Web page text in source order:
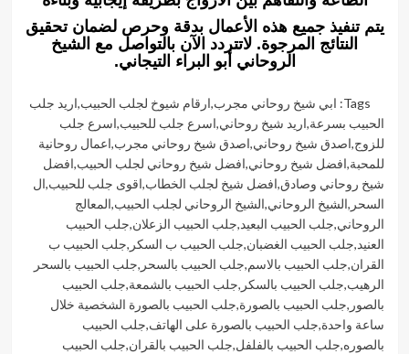
يتم تنفيذ جميع هذه الأعمال بدقة وحرص لضمان تحقيق
النتائج المرجوة. لاتتردد الآن بالتواصل مع الشيخ
الروحاني أبو البراء التيجاني.
Tags: ابي شيخ روحاني مجرب,ارقام شيوخ لجلب الحبيب,اريد جلب
الحبيب بسرعة,اريد شيخ روحاني,اسرع جلب للحبيب,اسرع جلب
للزوج,اصدق شيخ روحاني,اصدق شيخ روحاني مجرب,اعمال روحانية
للمحبة,افضل شيخ روحاني,افضل شيخ روحاني لجلب الحبيب,افضل
شيخ روحاني وصادق,افضل شيخ لجلب الخطاب,اقوى جلب للحبيب,ال
السحر ,الشيخ الروحاني,الشيخ الروحاني لجلب الحبيب,المعالج
الروحاني,جلب الحبيب البعيد,جلب الحبيب الزعلان,جلب الحبيب
العنيد,جلب الحبيب الغضبان,جلب الحبيب ب السكر ,جلب الحبيب ب
القران,جلب الحبيب بالاسم,جلب الحبيب بالسحر ,جلب الحبيب بالسحر
الرهيب,جلب الحبيب بالسكر ,جلب الحبيب بالشمعة,جلب الحبيب
بالصور ,جلب الحبيب بالصورة,جلب الحبيب بالصورة الشخصية خلال
ساعة واحدة,جلب الحبيب بالصورة على الهاتف,جلب الحبيب
بالصوره,جلب الحبيب بالفلفل,جلب الحبيب بالقران,جلب الحبيب